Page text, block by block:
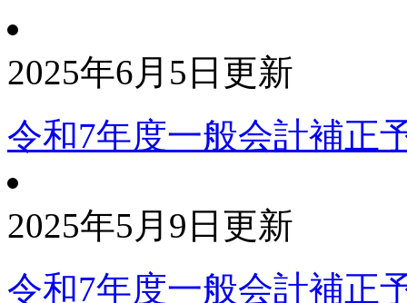
2025年6月5日更新
令和7年度一般会計補正
2025年5月9日更新
令和7年度一般会計補正